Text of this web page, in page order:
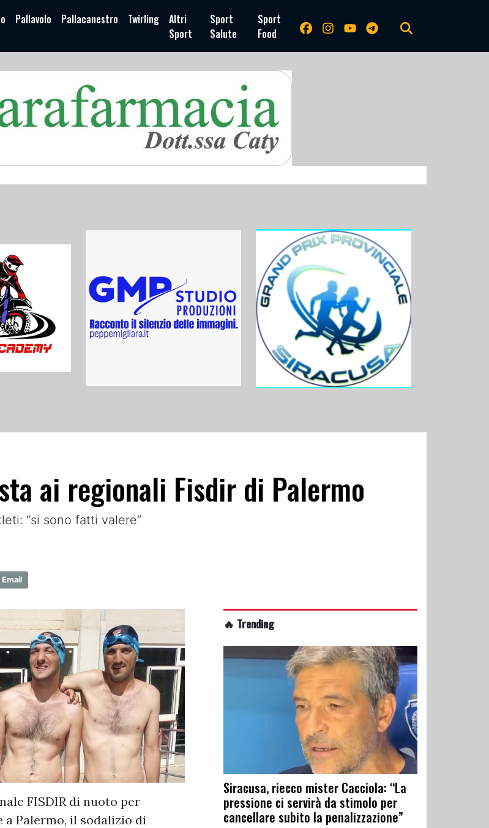
Pallavolo Pallacanestro Twirling
Altri
Sport
Sport
Salute
Sport
Food
ai regionali Fisdir di Palermo
“si sono fatti valere”
Email
FISDIR di nuoto per
a Palermo, il sodalizio di
🔥 Trending
Siracusa, riecco mister Cacciola: “La
pressione ci servirà da stimolo per
cancellare subito la penalizzazione”